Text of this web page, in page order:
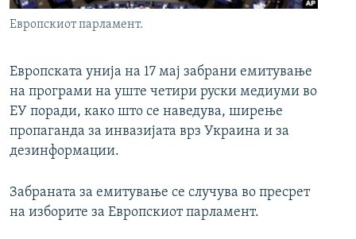
Европскиот парламент.
Европската унија на 17 мај забрани емитување
на програми на уште четири руски медиуми во
ЕУ поради, како што се наведува, ширење
пропаганда за инвазијата врз Украина и за
дезинформации.
Забраната за емитување се случува во пресрет
на изборите за Европскиот парламент.